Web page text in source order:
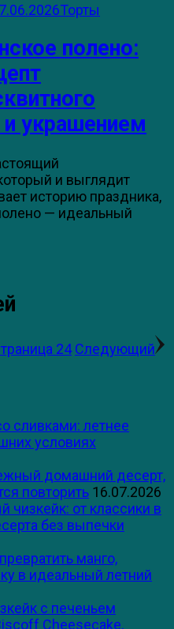
Торты
полено:
украшением
и выглядит
историю праздника,
— идеальный
24 Следующий
сливками: летнее
условиях
домашний десерт,
повторить 16.07.2026
от классики в
без выпечки
манго,
в идеальный летний
с печеньем
Cheesecake,